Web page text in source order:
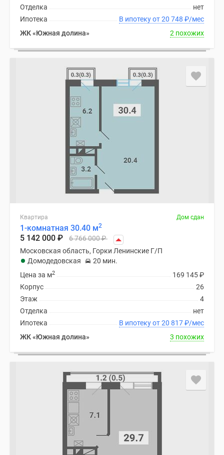
нет
Отделка
В ипотеку от 20 748 ₽/мес
Ипотека
ЖК «Южная долина»
2 похожих
Квартира Дом сдан
1-комнатная 30.40 м2
5 142 000 ₽ 6 766 000₽
Московская область, Горки Ленинские Г/П
Домодедовская
20 мин.
169 145₽
Цена за м2
26
Корпус
4
Этаж
нет
Отделка
В ипотеку от 20 817₽/мес
Ипотека
ЖК «Южная долина»
3 похожих